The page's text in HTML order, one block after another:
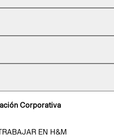
Corporativa
EN H&M